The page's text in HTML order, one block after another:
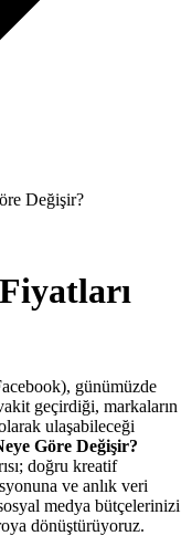
Değişir?
günümüzde
geçirdiği, markaların
ulaşabileceği
Göre Değişir?
doğru kreatif
ve anlık veri
medya bütçelerinizi
dönüştürüyoruz.